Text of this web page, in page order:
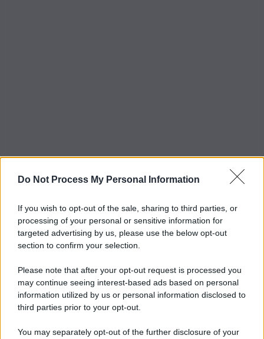
Do Not Process My Personal Information
If you wish to opt-out of the sale, sharing to third parties, or
processing of your personal or sensitive information for
targeted advertising by us, please use the below opt-out
section to confirm your selection.
Please note that after your opt-out request is processed you
may continue seeing interest-based ads based on personal
information utilized by us or personal information disclosed to
third parties prior to your opt-out.
You may separately opt-out of the further disclosure of your